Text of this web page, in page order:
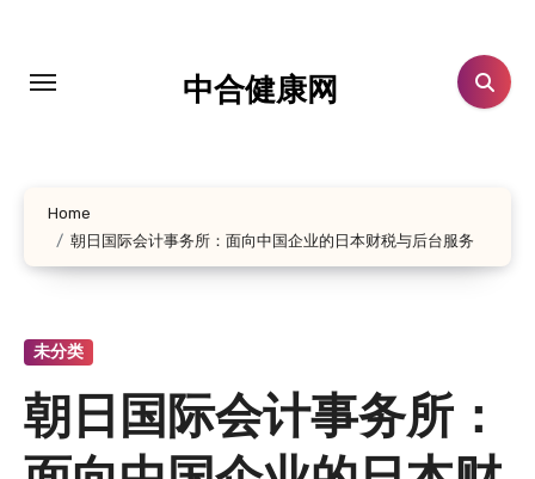
中合健康网
Home
朝日国际会计事务所：面向中国企业的日本财税与后台服务
未分类
朝日国际会计事务所：